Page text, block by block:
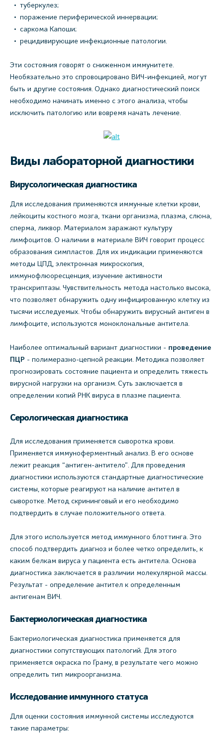
туберкулез;
поражение периферической иннервации;
саркома Капоши;
рецидивирующие инфекционные патологии.
Эти состояния говорят о сниженном иммунитете.
Необязательно это спровоцировано ВИЧ-инфекцией, могут
быть и другие состояния. Однако диагностический поиск
необходимо начинать именно с этого анализа, чтобы
исключить патологию или вовремя начать лечение.
Виды лабораторной диагностики
Вирусологическая диагностика
Для исследования применяются иммунные клетки крови,
лейкоциты костного мозга, ткани организма, плазма, слюна,
сперма, ликвор. Материалом заражают культуру
лимфоцитов. О наличии в материале ВИЧ говорит процесс
образования симпластов. Для их индикации применяются
методы ЦПД, электронная микроскопия,
иммунофлюоресценция, изучение активности
транскриптазы. Чувствительность метода настолько высока,
что позволяет обнаружить одну инфицированную клетку из
тысячи исследуемых. Чтобы обнаружить вирусный антиген в
лимфоците, используются моноклональные антитела.
Наиболее оптимальный вариант диагностики - проведение
ПЦР - полимеразно-цепной реакции. Методика позволяет
прогнозировать состояние пациента и определить тяжесть
вирусной нагрузки на организм. Суть заключается в
определении копий РНК вируса в плазме пациента.
Серологическая диагностика
Для исследования применяется сыворотка крови.
Применяется иммуноферментный анализ. В его основе
лежит реакция “антиген-антитело”. Для проведения
диагностики используются стандартные диагностические
системы, которые реагируют на наличие антител в
сыворотке. Метод скрининговый и его необходимо
подтвердить в случае положительного ответа.
Для этого используется метод иммунного блоттинга. Это
способ подтвердить диагноз и более четко определить, к
каким белкам вируса у пациента есть антитела. Основа
диагностика заключается в различии молекулярной массы.
Результат - определение антител к определенным
антигенам ВИЧ.
Бактериологическая диагностика
Бактериологическая диагностика применяется для
диагностики сопутствующих патологий. Для этого
применяется окраска по Граму, в результате чего можно
определить тип микроорганизма.
Исследование иммунного статуса
Для оценки состояния иммунной системы исследуются
такие параметры: